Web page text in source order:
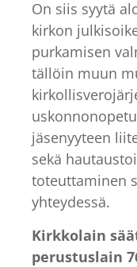
On siis syytä
kirkon
purkamisen
tällöin muun
jäsenyyteen
sekä
toteuttaminen
yhteydessä.
Kirkkolain
perustuslain